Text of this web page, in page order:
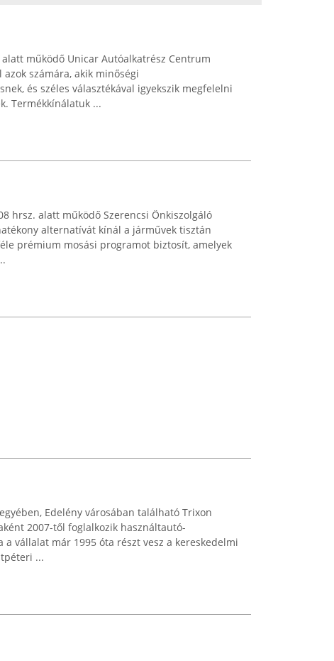
működő Unicar Autóalkatrész Centrum
számára, akik minőségi
és széles választékával igyekszik megfelelni
Termékkínálatuk ...
hrsz. alatt működő Szerencsi Önkiszolgáló
alternatívát kínál a járművek tisztán
prémium mosási programot biztosít, amelyek
Edelény városában található Trixon
2007-től foglalkozik használtautó-
a vállalat már 1995 óta részt vesz a kereskedelmi
...